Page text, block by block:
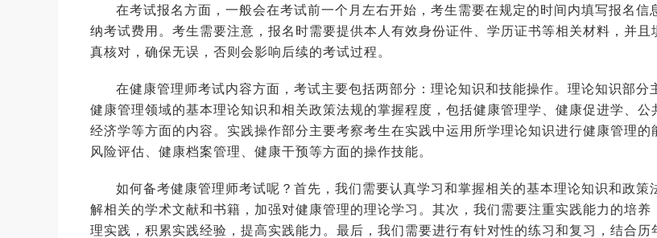
在考试报名方面，一般会在考试前一个月左右开始，考生需要在规定的时间内填写报名信
纳考试费用。考生需要注意，报名时需要提供本人有效身份证件、学历证书等相关材料，并且
真核对，确保无误，否则会影响后续的考试过程。
在健康管理师考试内容方面，考试主要包括两部分：理论知识和技能操作。理论知识部分
健康管理领域的基本理论知识和相关政策法规的掌握程度，包括健康管理学、健康促进学、公
经济学等方面的内容。实践操作部分主要考察考生在实践中运用所学理论知识进行健康管理的
风险评估、健康档案管理、健康干预等方面的操作技能。
如何备考健康管理师考试呢？首先，我们需要认真学习和掌握相关的基本理论知识和政策
解相关的学术文献和书籍，加强对健康管理的理论学习。其次，我们需要注重实践能力的培养
理实践，积累实践经验，提高实践能力。最后，我们需要进行有针对性的练习和复习，结合历